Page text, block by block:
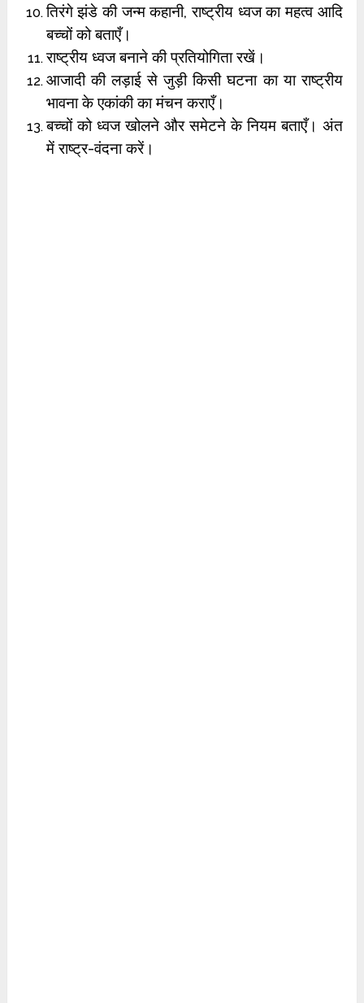
तिरंगे झंडे की जन्म कहानी, राष्ट्रीय ध्वज का महत्व आदि
बच्चों को बताएँ।
राष्ट्रीय ध्वज बनाने की प्रतियोगिता रखें।
आजादी की लड़ाई से जुड़ी किसी घटना का या राष्ट्रीय
भावना के एकांकी का मंचन कराएँ।
बच्चों को ध्वज खोलने और समेटने के नियम बताएँ। अंत
में राष्ट्र-वंदना करें।